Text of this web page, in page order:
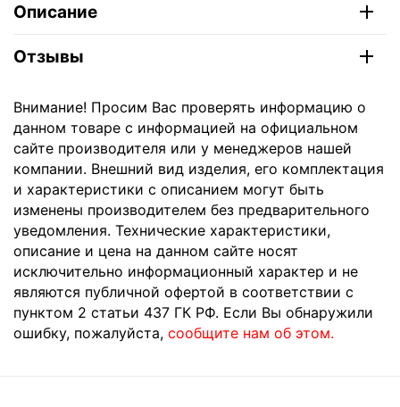
Описание
Отзывы
Внимание! Просим Вас проверять информацию о
данном товаре с информацией на официальном
сайте производителя или у менеджеров нашей
компании. Внешний вид изделия, его комплектация
и характеристики с описанием могут быть
изменены производителем без предварительного
уведомления. Технические характеристики,
описание и цена на данном сайте носят
исключительно информационный характер и не
являются публичной офертой в соответствии с
пунктом 2 статьи 437 ГК РФ. Если Вы обнаружили
ошибку, пожалуйста, сообщите нам об этом.